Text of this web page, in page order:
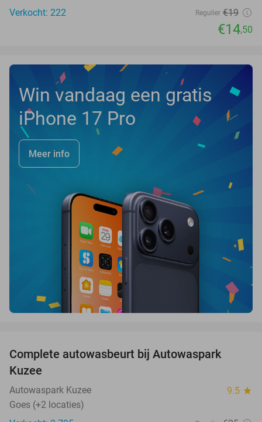
Verkocht: 222
Regulier €19
€14,50
Win vandaag een gratis
iPhone 17 Pro
Meer info
Complete autowasbeurt bij Autowaspark
Kuzee
Autowaspark Kuzee 9.5 star
Goes (+2 locaties)